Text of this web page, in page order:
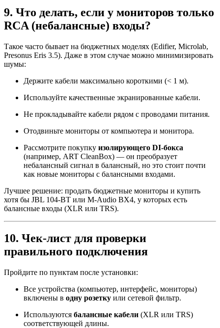
9. Что делать, если у мониторов только
RCA (небалансные) входы?
Такое часто бывает на бюджетных моделях (Edifier, Microlab,
Presonus Eris 3.5). Даже в этом случае можно минимизировать
шумы:
Держите кабели максимально короткими (< 1 м).
Используйте качественные экранированные кабели.
Не прокладывайте кабели рядом с проводами питания.
Отодвиньте мониторы от компьютера и монитора.
Рассмотрите покупку изолирующего DI‑бокса
(например, ART CleanBox) — он преобразует
небалансный сигнал в балансный, но это стоит почти
как новые мониторы с балансными входами.
Лучшее решение: продать бюджетные мониторы и купить
хотя бы JBL 104‑BT или M‑Audio BX4, у которых есть
балансные входы (XLR или TRS).
10. Чек-лист для проверки
правильного подключения
Пройдите по пунктам после установки:
Все устройства (компьютер, интерфейс, мониторы)
включены в одну розетку или сетевой фильтр.
Используются балансные кабели (XLR или TRS)
соответствующей длины.